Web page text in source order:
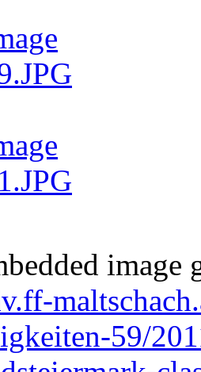
image
59/